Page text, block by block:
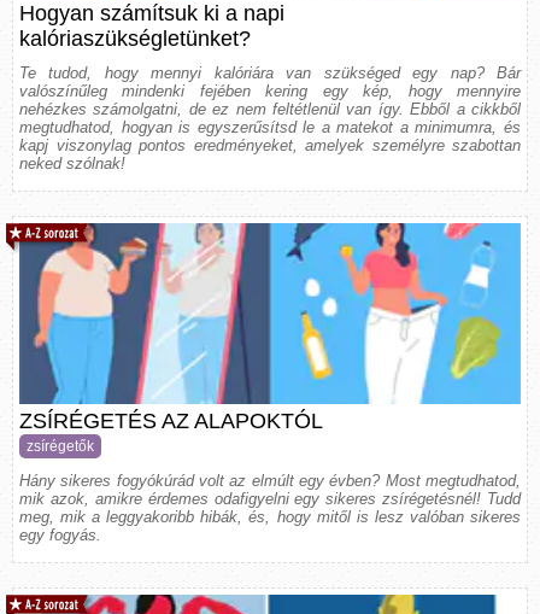
Hogyan számítsuk ki a napi
kalóriaszükségletünket?
Te tudod, hogy mennyi kalóriára van szükséged egy nap? Bár
valószínűleg mindenki fejében kering egy kép, hogy mennyire
nehézkes számolgatni, de ez nem feltétlenül van így. Ebből a cikkből
megtudhatod, hogyan is egyszerűsítsd le a matekot a minimumra, és
kapj viszonylag pontos eredményeket, amelyek személyre szabottan
neked szólnak!
ZSÍRÉGETÉS AZ ALAPOKTÓL
zsírégetők
Hány sikeres fogyókúrád volt az elmúlt egy évben? Most megtudhatod,
mik azok, amikre érdemes odafigyelni egy sikeres zsírégetésnél! Tudd
meg, mik a leggyakoribb hibák, és, hogy mitől is lesz valóban sikeres
egy fogyás.